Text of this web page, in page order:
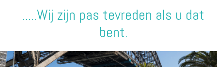
.....Wij zijn pas tevreden als u dat
bent.